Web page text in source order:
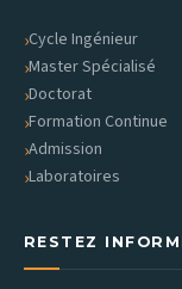
Cycle Ingénieur
Master Spécialisé
Doctorat
Formation Continue
Admission
Laboratoires
RESTEZ